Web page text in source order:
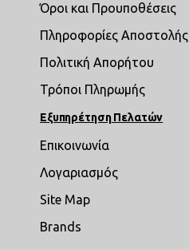
Όροι και Προυποθέσεις
Πληροφορίες Αποστολής
Πολιτική Απορήτου
Τρόποι Πληρωμής
Εξυπηρέτηση Πελατών
Επικοινωνία
Λογαριασμός
Site Map
Brands